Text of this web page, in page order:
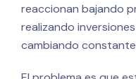
reaccionan bajando
realizando
cambiando